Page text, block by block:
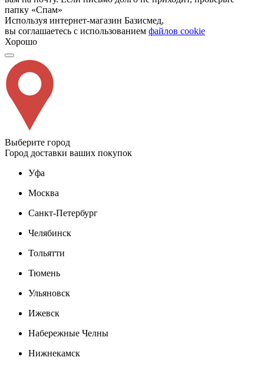
папку «Спам»
Используя интернет-магазин Базисмед,
вы соглашаетесь с использованием файлов cookie
Хорошо
Выберите город
Город доставки ваших покупок
Уфа
Москва
Санкт-Петербург
Челябинск
Тольятти
Тюмень
Ульяновск
Ижевск
Набережные Челны
Нижнекамск